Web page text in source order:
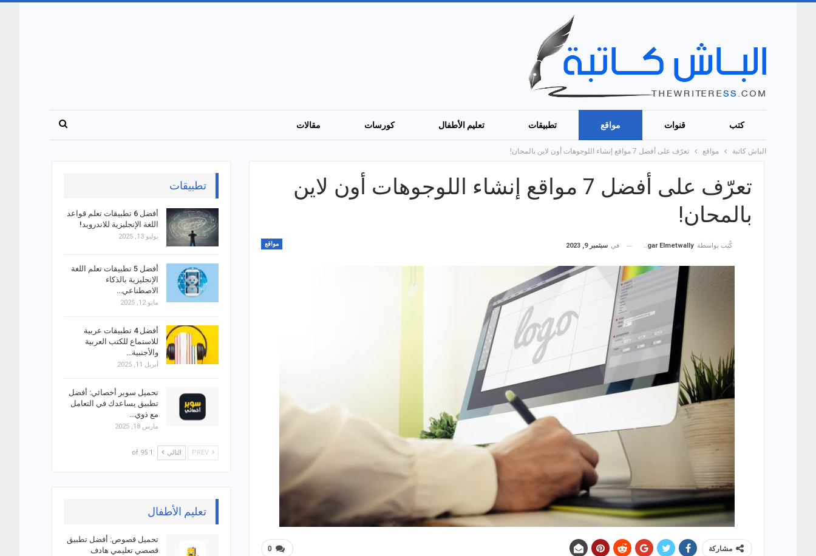
كتب قنوات مواقع تطبيقات تعليم الأطفال كورسات مقالات
الباش كاتبة مواقع تعرّف على أفضل 7 مواقع إنشاء اللوجوهات أون لاين بالمحان!
تعرّف على أفضل 7 مواقع إنشاء اللوجوهات أون لاين
بالمحان!
مواقع كُتِب بواسطة Hagar Elmetwally في سبتمبر 9, 2023
0 مشاركة
تطبيقات
أفضل 6 تطبيقات تعلم قواعد
اللغة الإنجليزية للاندرويد!
يوليو 13, 2025
أفضل 5 تطبيقات تعلم اللغة
الإنجليزية بالذكاء
الاصطناعي…
مايو 12, 2025
أفضل 4 تطبيقات عربية
للاستماع للكتب العربية
والأجنبية…
أبريل 11, 2025
تحميل سوبر أخصائي: أفضل
تطبيق يساعدك في التعامل
مع ذوي…
مارس 18, 2025
التالي 1 of 95
تعليم الأطفال
تحميل قصوص: أفضل تطبيق
قصصي تعليمي هادف